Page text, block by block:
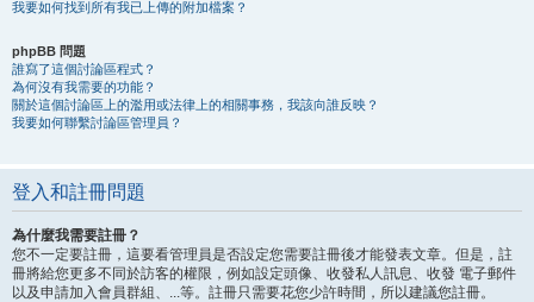
我要如何找到所有我已上傳的附加檔案？
phpBB 問題
誰寫了這個討論區程式？
為何沒有我需要的功能？
關於這個討論區上的濫用或法律上的相關事務，我該向誰反映？
我要如何聯繫討論區管理員？
登入和註冊問題
為什麼我需要註冊？
您不一定要註冊，這要看管理員是否設定您需要註冊後才能發表文章。但是，註
冊將給您更多不同於訪客的權限，例如設定頭像、收發私人訊息、收發 電子郵件
以及申請加入會員群組、...等。註冊只需要花您少許時間，所以建議您註冊。